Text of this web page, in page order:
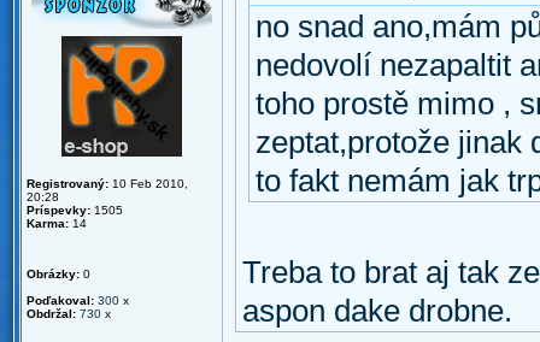
Registrovaný: 10 Feb 2010,
20:28
Príspevky: 1505
Karma: 14
Obrázky: 0
Poďakoval: 300 x
Obdržal: 730 x
no snad ano,mám
nedovolí nezapaltit
toho prostě mimo ,
zeptat,protože jinak
to fakt nemám jak
Treba to brat aj tak
aspon dake drobne.